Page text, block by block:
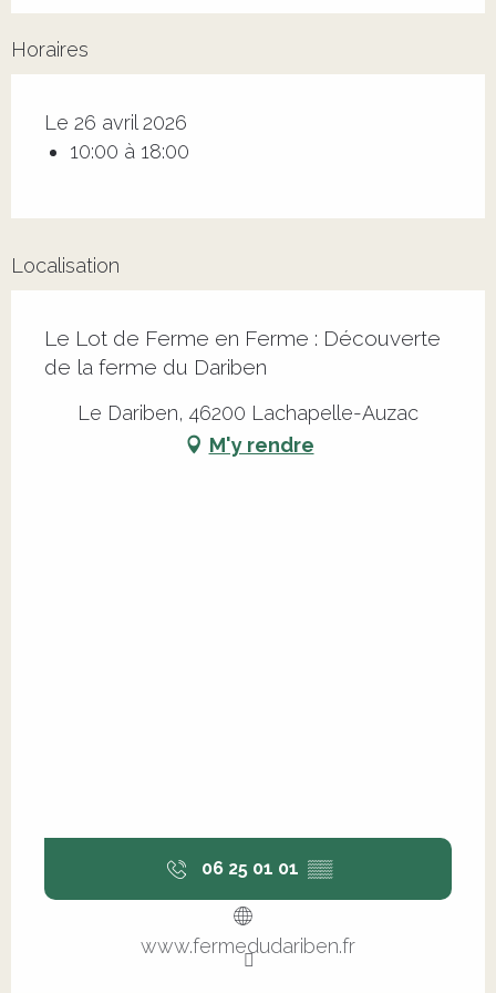
Horaires
Le 26 avril 2026
10:00 à 18:00
Localisation
Le Lot de Ferme en Ferme : Découverte
de la ferme du Dariben
Le Dariben, 46200 Lachapelle-Auzac
M'y rendre
06 25 01 01 ▒▒
www.fermedudariben.fr